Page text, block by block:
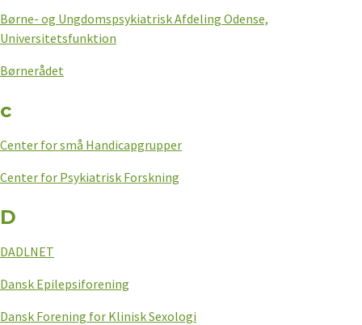
Børne- og Ungdomspsykiatrisk Afdeling Odense,
Universitetsfunktion
Børnerådet
c
Center for små Handicapgrupper
Center for Psykiatrisk Forskning
D
DADLNET
Dansk Epilepsiforening
Dansk Forening for Klinisk Sexologi